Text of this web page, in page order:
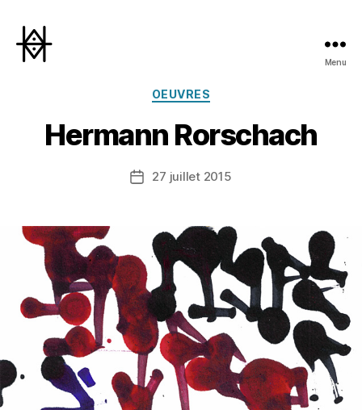
Menu
Catégories
OEUVRES
Hermann Rorschach
Date27 juillet 2015